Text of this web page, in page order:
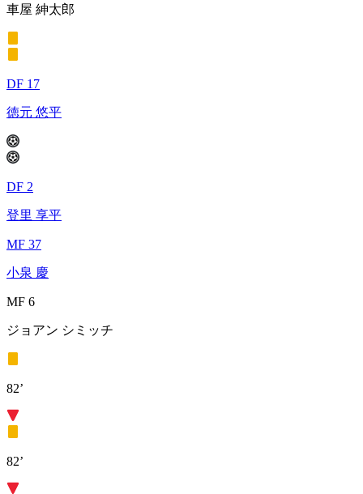
車屋 紳太郎
DF 17
徳元 悠平
DF 2
登里 享平
MF 37
小泉 慶
MF 6
ジョアン シミッチ
82’
82’